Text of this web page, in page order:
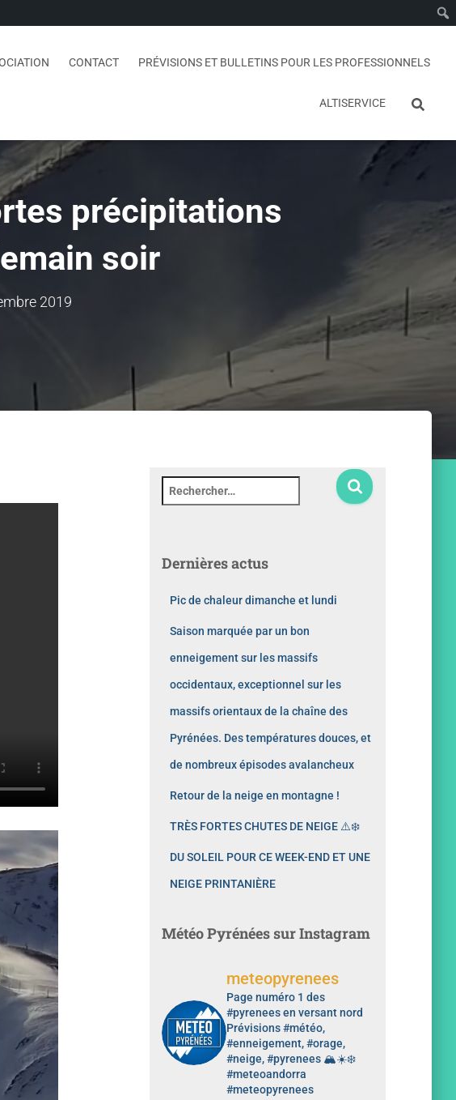
CONTACT PRÉVISIONS ET BULLETINS POUR LES PROFESSIONNELS
ALTISERVICE
précipitations
soir
2019
Dernières actus
Pic de chaleur dimanche et lundi
Saison marquée par un bon
enneigement sur les massifs
occidentaux, exceptionnel sur les
massifs orientaux de la chaîne des
Pyrénées. Des températures douces, et
de nombreux épisodes avalancheux
Retour de la neige en montagne !
TRÈS FORTES CHUTES DE NEIGE ⚠️❄️
DU SOLEIL POUR CE WEEK-END ET UNE
NEIGE PRINTANIÈRE
Météo Pyrénées sur Instagram
meteopyrenees
Page numéro 1 des
#pyrenees en versant nord
Prévisions #météo,
#enneigement, #orage,
#neige, #pyrenees 🏔️☀️❄️
#meteoandorra
#meteopyrenees